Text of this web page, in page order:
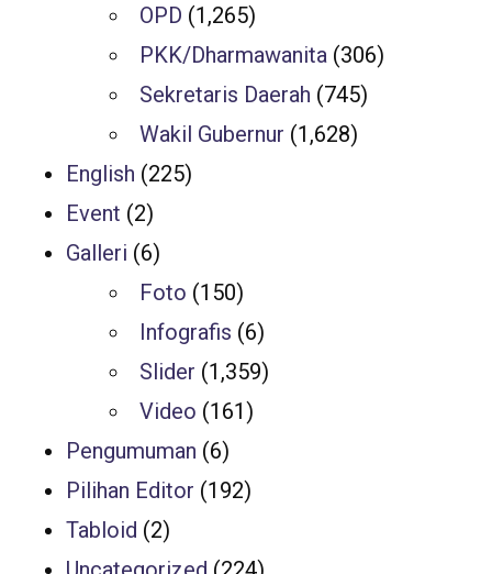
OPD (1,265)
PKK/Dharmawanita (306)
Sekretaris Daerah (745)
Wakil Gubernur (1,628)
English (225)
Event (2)
Galleri (6)
Foto (150)
Infografis (6)
Slider (1,359)
Video (161)
Pengumuman (6)
Pilihan Editor (192)
Tabloid (2)